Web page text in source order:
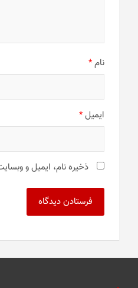
نام*
ایمیل*
ذخیره نام، ایمیل و